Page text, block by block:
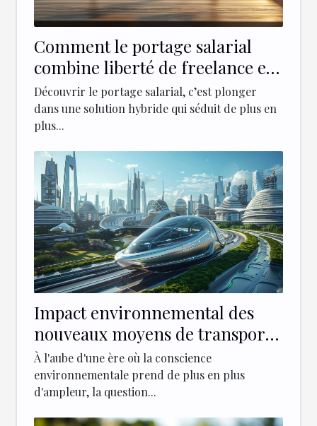
Comment le portage salarial
combine liberté de freelance et
sécurité du CDI
Découvrir le portage salarial, c’est plonger
dans une solution hybride qui séduit de plus en
plus...
Impact environnemental des
nouveaux moyens de transport
urbains
À l'aube d'une ère où la conscience
environnementale prend de plus en plus
d'ampleur, la question...